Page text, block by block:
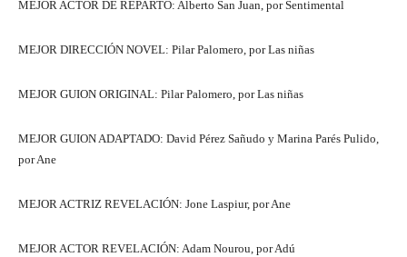
MEJOR ACTOR DE REPARTO: Alberto San Juan, por Sentimental
MEJOR DIRECCIÓN NOVEL: Pilar Palomero, por Las niñas
MEJOR GUION ORIGINAL: Pilar Palomero, por Las niñas
MEJOR GUION ADAPTADO: David Pérez Sañudo y Marina Parés Pulido,
por Ane
MEJOR ACTRIZ REVELACIÓN: Jone Laspiur, por Ane
MEJOR ACTOR REVELACIÓN: Adam Nourou, por Adú